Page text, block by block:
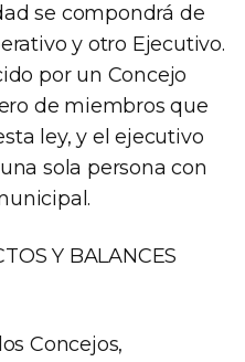
se compondrá de
y otro Ejecutivo.
por un Concejo
de miembros que
ley, y el ejecutivo
sola persona con
Y BALANCES
Concejos,